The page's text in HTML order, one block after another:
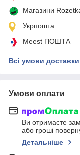
Магазини
Укрпошта
Meest ПОШТА
Всі умови доставки
Умови оплати
Ви отримаєте
або гроші
Детальніше